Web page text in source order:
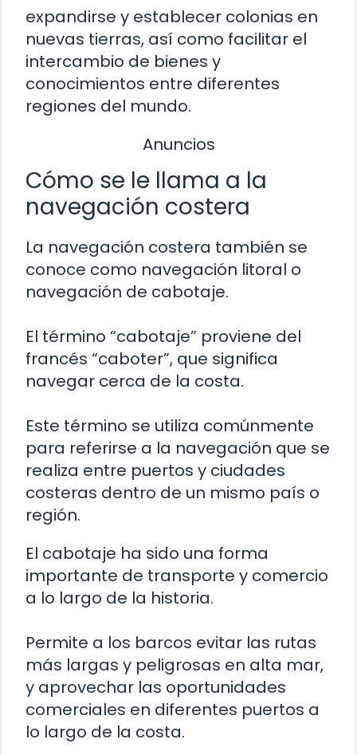
expandirse y establecer colonias en
nuevas tierras, así como facilitar el
intercambio de bienes y
conocimientos entre diferentes
regiones del mundo.
Anuncios
Cómo se le llama a la
navegación costera
La navegación costera también se
conoce como navegación litoral o
navegación de cabotaje.
El término “cabotaje” proviene del
francés “caboter”, que significa
navegar cerca de la costa.
Este término se utiliza comúnmente
para referirse a la navegación que se
realiza entre puertos y ciudades
costeras dentro de un mismo país o
región.
El cabotaje ha sido una forma
importante de transporte y comercio
a lo largo de la historia.
Permite a los barcos evitar las rutas
más largas y peligrosas en alta mar,
y aprovechar las oportunidades
comerciales en diferentes puertos a
lo largo de la costa.